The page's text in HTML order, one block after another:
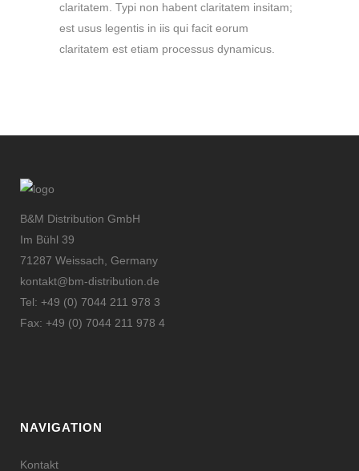
claritatem. Typi non habent claritatem insitam;
est usus legentis in iis qui facit eorum
claritatem est etiam processus dynamicus.
B&M Distribution GmbH
Im Bühl 39
71287 Weissach, Germany
kontakt@bm-distribution.de
Tel: +49 (0) 7044 211 978 3
Fax: +49 (0) 7044 211 978 4
NAVIGATION
Kontakt